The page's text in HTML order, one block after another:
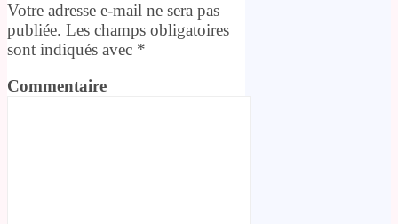
Votre adresse e-mail ne sera pas
publiée. Les champs obligatoires
sont indiqués avec *
Commentaire